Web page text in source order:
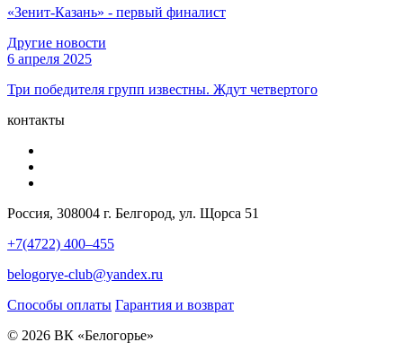
«Зенит-Казань» - первый финалист
Другие новости
6 апреля 2025
Три победителя групп известны. Ждут четвертого
контакты
Россия, 308004 г. Белгород, ул. Щорса 51
+7(4722) 400–455
belogorye-club@yandex.ru
Способы оплаты Гарантия и возврат
© 2026 ВК «Белогорье»